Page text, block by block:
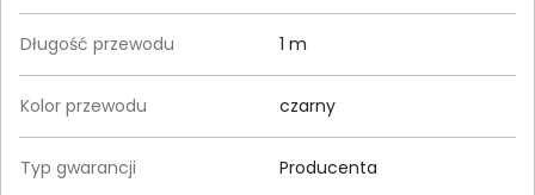
Długość przewodu 1 m
Kolor przewodu czarny
Typ gwarancji Producenta